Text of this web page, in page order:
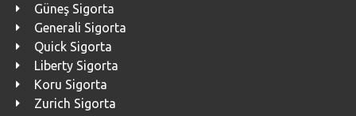
Güneş Sigorta
Generali Sigorta
Quick Sigorta
Liberty Sigorta
Koru Sigorta
Zurich Sigorta